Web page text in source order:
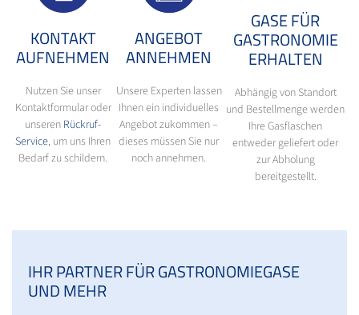
KONTAKT
AUFNEHMEN
Nutzen Sie unser
Kontaktformular oder
unseren Rückruf-
Service, um uns Ihren
Bedarf zu schildern.
ANGEBOT
ANNEHMEN
Unsere Experten lassen
Ihnen ein individuelles
Angebot zukommen –
dieses müssen Sie nur
noch annehmen.
GASE FÜR
GASTRONOMIE
ERHALTEN
Abhängig von Standort
und Bestellmenge werden
Ihre Gasflaschen
entweder geliefert oder
zur Abholung
bereitgestellt.
IHR PARTNER FÜR GASTRONOMIEGASE
UND MEHR